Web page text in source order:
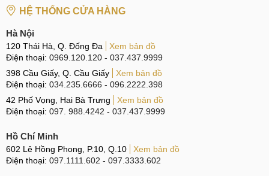
HỆ THỐNG CỬA HÀNG
Hà Nội
120 Thái Hà, Q. Đống Đa
Xem bản đồ
Điện thoại: 0969.120.120 - 037.437.9999
398 Cầu Giấy, Q. Cầu Giấy
Xem bản đồ
Điện thoại: 034.235.6666 - 096.2222.398
42 Phố Vọng, Hai Bà Trưng
Xem bản đồ
Điện thoại: 097. 988.4242 - 037.437.9999
Hồ Chí Minh
602 Lê Hồng Phong, P.10, Q.10
Xem bản đồ
Điện thoại: 097.1111.602 - 097.3333.602